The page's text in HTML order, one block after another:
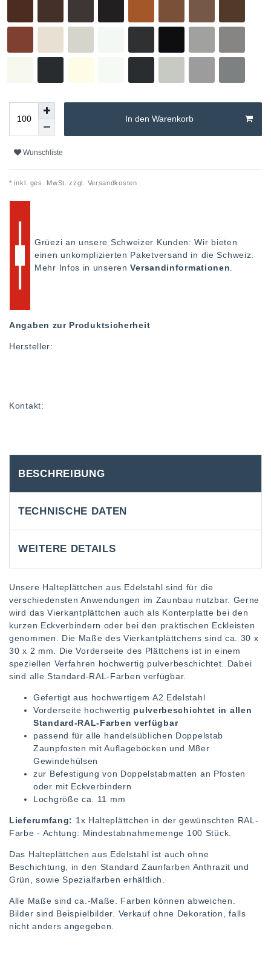
In den Warenkorb
Wunschliste
* inkl. ges. MwSt. zzgl. Versandkosten
Grüezi an unsere Schweizer Kunden: Wir bieten
einen unkomplizierten Paketversand in die Schweiz.
Mehr Infos in unserenVersandinformationen
Angaben zur Produktsicherheit
Hersteller:
Kontakt:
BESCHREIBUNG
TECHNISCHE DATEN
WEITERE DETAILS
Unsere Halteplättchen aus Edelstahl sind für die
verschiedensten Anwendungen im Zaunbau nutzbar. Gerne
wird das Vierkantplättchen auch als Konterplatte bei den
kurzen Eckverbindern oder bei den praktischen Eckleisten
genommen. Die Maße des Vierkantplättchens sind ca. 30 x
30 x 2 mm. Die Vorderseite des Plättchens ist in einem
speziellen Verfahren hochwertig pulverbeschichtet. Dabei
sind alle Standard-RAL-Farben verfügbar.
Gefertigt aus hochwertigem A2 Edelstahl
Vorderseite hochwertig pulverbeschichtet in allen
Standard-RAL-Farben verfügbar
passend für alle handelsüblichen Doppelstab
Zaunpfosten mit Auflageböcken und M8er
Gewindehülsen
zur Befestigung von Doppelstabmatten an Pfosten
oder mit Eckverbindern
Lochgröße ca. 11 mm
Lieferumfang: 1x Halteplättchen in der gewünschten RAL-
Farbe - Achtung: Mindestabnahmemenge 100 Stück.
Das Halteplättchen aus Edelstahl ist auch ohne
Beschichtung, in den Standard Zaunfarben Anthrazit und
Grün, sowie Spezialfarben erhältlich.
Alle Maße sind ca.-Maße. Farben können abweichen.
Bilder sind Beispielbilder. Verkauf ohne Dekoration, falls
nicht anders angegeben.